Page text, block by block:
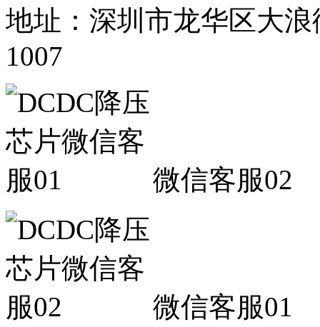
地址：深圳市龙华区大
1007
微信客服02
微信客服01